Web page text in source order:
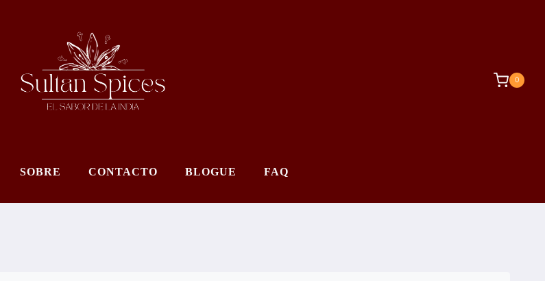
0
SOBRE CONTACTO BLOGUE FAQ